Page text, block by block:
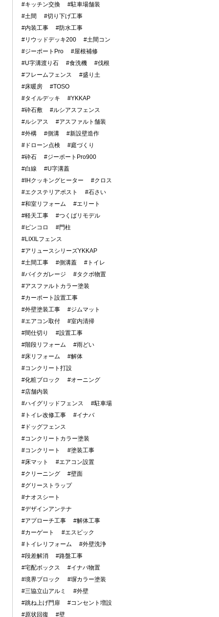
#キッチン交換
#駐車場舗装
#土間
#切り下げ工事
#内装工事
#防水工事
#リウッドデッキ200
#土間コン
#ジーポートPro
#屋根補修
#U字溝渡り石
#食洗機
#伐根
#フレームフェンス
#盛り土
#床暖房
#TOSO
#タイルデッキ
#YKKAP
#砕石敷
#ルシアスフェンス
#ルシアス
#アスファルト舗装
#外構
#側溝
#新設壁造作
#ドローン点検
#庭づくり
#砕石
#ジーポートPro900
#白線
#U字溝蓋
#IHクッキングヒーター
#クロス
#エクステリアポスト
#石さい
#和室リフォーム
#エリート
#軽天工事
#つくばリモデル
#ピンコロ
#門柱
#LIXILフェンス
#アリュースシリーズYKKAP
#土間工事
#側溝蓋
#トイレ
#バイクガレージ
#タクボ物置
#アスファルトカラー塗装
#カーポート設置工事
#外壁塗装工事
#ジムマット
#エアコン取付
#室内清掃
#間仕切り
#設置工事
#階段リフォーム
#雨どい
#床リフォーム
#解体
#コンクリート打設
#化粧ブロック
#オーニング
#店舗内装
#ハイグリッドフェンス
#駐車場
#トイレ改修工事
#イナバ
#ドッグフェンス
#コンクリートカラー塗装
#コンクリート
#塗装工事
#床マット
#エアコン設置
#クリーニング
#壁面
#グリーストラップ
#ナオスシート
#デザインアンテナ
#アプローチ工事
#解体工事
#カーゲート
#エスビック
#トイレリフォーム
#外壁洗浄
#段差解消
#路盤工事
#宅配ボックス
#イナバ物置
#境界ブロック
#塀カラー塗装
#三協立山アルミ
#外壁
#跳ね上げ門扉
#コンセント増設
#原状回復
#壁